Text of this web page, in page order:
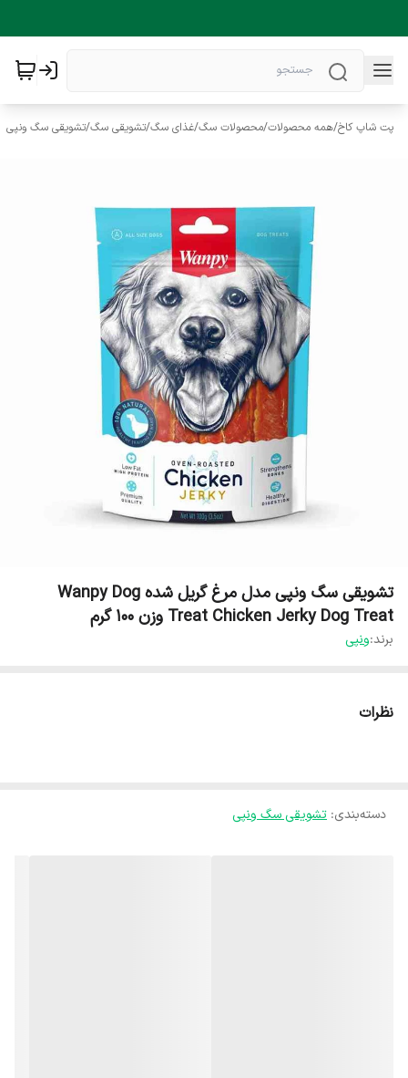
پت شاپ کاخ/همه محصولات/محصولات سگ/غذای سگ/تشویقی سگ/تشویقی سگ ونپی
تشویقی سگ ونپی مدل مرغ گریل شده Wanpy Dog
Treat Chicken Jerky Dog Treat وزن 100 گرم
برند:ونپی
نظرات
دسته‌بندی: تشویقی سگ ونپی